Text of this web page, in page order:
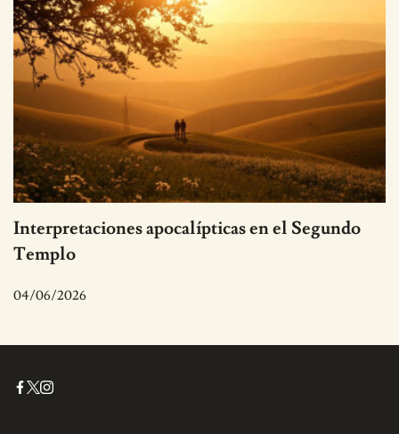
Interpretaciones apocalípticas en el Segundo
Templo
04/06/2026